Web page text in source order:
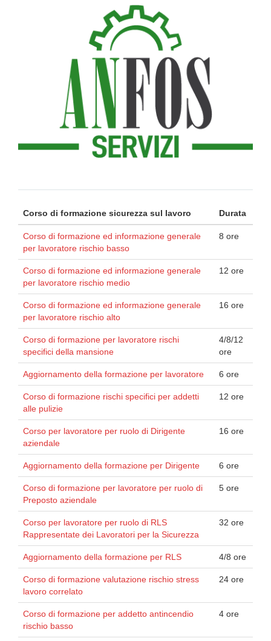
Corso di formazione sicurezza sul lavoro Durata
Corso di formazione ed informazione generale
per lavoratore rischio basso
8 ore
Corso di formazione ed informazione generale
per lavoratore rischio medio
12 ore
Corso di formazione ed informazione generale
per lavoratore rischio alto
16 ore
Corso di formazione per lavoratore rischi
specifici della mansione
4/8/12
ore
Aggiornamento della formazione per lavoratore 6 ore
Corso di formazione rischi specifici per addetti
alle pulizie
12 ore
Corso per lavoratore per ruolo di Dirigente
aziendale
16 ore
Aggiornamento della formazione per Dirigente 6 ore
Corso di formazione per lavoratore per ruolo di
Preposto aziendale
5 ore
Corso per lavoratore per ruolo di RLS
Rappresentate dei Lavoratori per la Sicurezza
32 ore
Aggiornamento della formazione per RLS 4/8 ore
Corso di formazione valutazione rischio stress
lavoro correlato
24 ore
Corso di formazione per addetto antincendio
rischio basso
4 ore